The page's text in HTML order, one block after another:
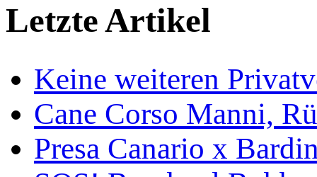
Letzte Artikel
Keine weiteren
Cane Corso Manni,
Presa Canario x